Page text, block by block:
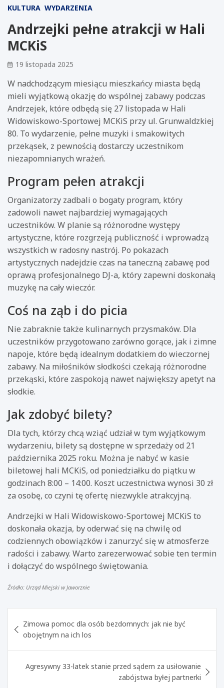
KULTURA WYDARZENIA
Andrzejki pełne atrakcji w Hali
MCKiS
19 listopada 2025
W nadchodzącym miesiącu mieszkańcy miasta będą
mieli wyjątkową okazję do wspólnej zabawy podczas
Andrzejek, które odbędą się 27 listopada w Hali
Widowiskowo-Sportowej MCKiS przy ul. Grunwaldzkiej
80. To wydarzenie, pełne muzyki i smakowitych
przekąsek, z pewnością dostarczy uczestnikom
niezapomnianych wrażeń.
Program pełen atrakcji
Organizatorzy zadbali o bogaty program, który
zadowoli nawet najbardziej wymagających
uczestników. W planie są różnorodne występy
artystyczne, które rozgrzeją publiczność i wprowadzą
wszystkich w radosny nastrój. Po pokazach
artystycznych nadejdzie czas na taneczną zabawę pod
oprawą profesjonalnego DJ-a, który zapewni doskonałą
muzykę na cały wieczór.
Coś na ząb i do picia
Nie zabraknie także kulinarnych przysmaków. Dla
uczestników przygotowano zarówno gorące, jak i zimne
napoje, które będą idealnym dodatkiem do wieczornej
zabawy. Na miłośników słodkości czekają różnorodne
przekąski, które zaspokoją nawet największy apetyt na
słodkie.
Jak zdobyć bilety?
Dla tych, którzy chcą wziąć udział w tym wyjątkowym
wydarzeniu, bilety są dostępne w sprzedaży od 21
października 2025 roku. Można je nabyć w kasie
biletowej hali MCKiS, od poniedziałku do piątku w
godzinach 8:00 – 14:00. Koszt uczestnictwa wynosi 30 zł
za osobę, co czyni tę ofertę niezwykle atrakcyjną.
Andrzejki w Hali Widowiskowo-Sportowej MCKiS to
doskonała okazja, by oderwać się na chwilę od
codziennych obowiązków i zanurzyć się w atmosferze
radości i zabawy. Warto zarezerwować sobie ten termin
i dołączyć do wspólnego świętowania.
Źródło: Urząd Miejski w Jaworznie
wpisu
Zimowa pomoc dla osób bezdomnych: jak nie być
obojętnym na ich los
Agresywny 33-latek stanie przed sądem za usiłowanie
zabójstwa byłej partnerki